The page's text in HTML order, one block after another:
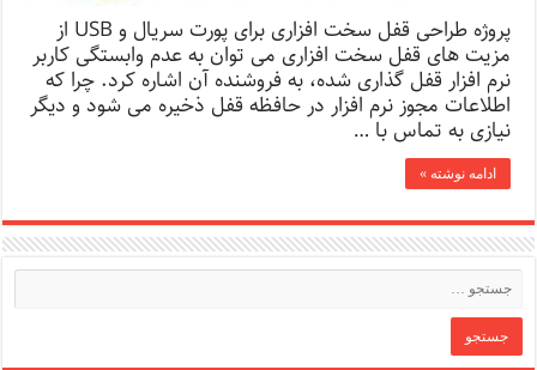
پروژه طراحی قفل سخت افزاری برای پورت سریال و USB از
مزيت های قفل سخت افزاری می توان به عدم وابستگی کاربر
نرم افزار قفل گذاری شده، به فروشنده آن اشاره کرد. چرا که
اطلاعات مجوز نرم افزار در حافظه قفل ذخيره می شود و دیگر
نیازی به تماس با …
ادامه نوشته »